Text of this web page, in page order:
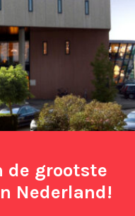
de grootste
Nederland!